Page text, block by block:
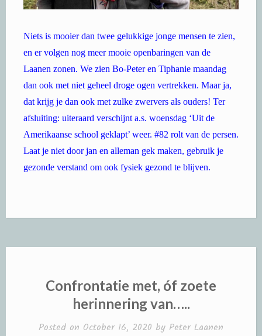
Niets is mooier dan twee gelukkige jonge mensen te zien,
en er volgen nog meer mooie openbaringen van de
Laanen zonen. We zien Bo-Peter en Tiphanie maandag
dan ook met niet geheel droge ogen vertrekken. Maar ja,
dat krijg je dan ook met zulke zwervers als ouders! Ter
afsluiting: uiteraard verschijnt a.s. woensdag ‘Uit de
Amerikaanse school geklapt’ weer. #82 rolt van de persen.
Laat je niet door jan en alleman gek maken, gebruik je
gezonde verstand om ook fysiek gezond te blijven.
Confrontatie met, óf zoete
herinnering van…..
Posted on October 16, 2020 by Peter Laanen